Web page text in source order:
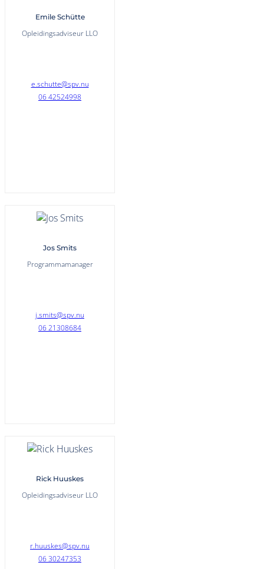
Emile Schütte
Opleidingsadviseur LLO
e.schutte@spv.nu
06 42524998
Jos Smits
Programmamanager
j.smits@spv.nu
06 21308684
Rick Huuskes
Opleidingsadviseur LLO
r.huuskes@spv.nu
06 30247353